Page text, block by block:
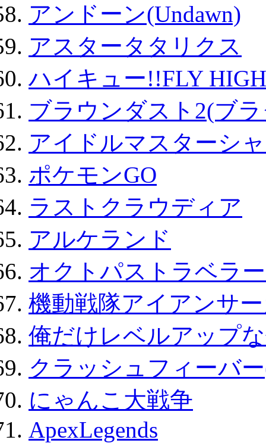
アンドーン(Undawn)
アスタータタリクス
ハイキュー!!FLY HIGH
ブラウンダスト2(ブ
アイドルマスターシ
ポケモンGO
ラストクラウディア
アルケランド
オクトパストラベラ
機動戦隊アイアンサ
俺だけレベルアップ
クラッシュフィーバ
にゃんこ大戦争
ApexLegends